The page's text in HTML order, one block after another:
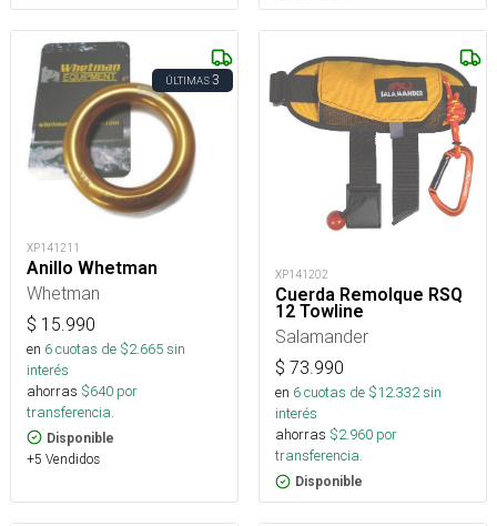
ÚLTIMAS3
XP141211
Anillo Whetman
Whetman
$ 15.990
en 6cuotas de $2.665sin
interés
ahorras $640 por
transferencia.
Disponible
+5 Vendidos
XP141202
Cuerda Remolque RSQ
12 Towline
Salamander
$ 73.990
en 6cuotas de $12.332sin
interés
ahorras $2.960 por
transferencia.
Disponible